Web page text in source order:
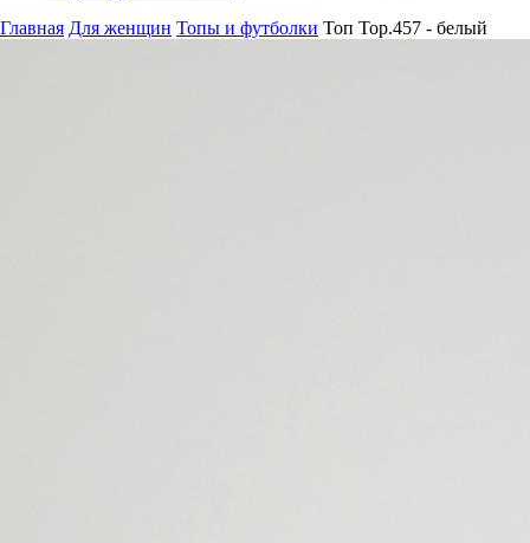
Главная Для женщин Топы и футболки Топ Top.457 - белый